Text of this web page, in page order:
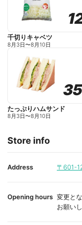
千切りキャベツ
8月3日〜8月10日
たっぷりハムサンド
8月3日〜8月10日
Store info
Address 〒601-
Opening hours 変更と
お願いし